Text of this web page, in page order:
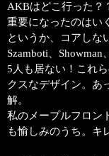
AKBはどこ行った？
重要になったのはい
というか、コアしな
Szamboti、
5人も居ない！これ
クスなデザイン。あ
解。
私のメープルフロン
も愉しみのうち。キ